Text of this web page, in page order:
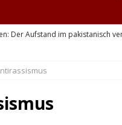
Der Aufstand im pakistanisch
KRIEG&MILITARISMUS
BETRIEB, GEWERKSCHAFTEN &